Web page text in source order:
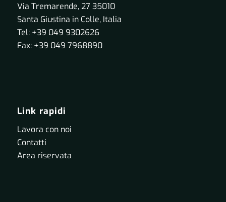
Via Tremarende, 27 35010
Santa Giustina in Colle, Italia
Tel: +39 049 9302626
Fax: +39 049 7968890
Link rapidi
Lavora con noi
Contatti
Area riservata